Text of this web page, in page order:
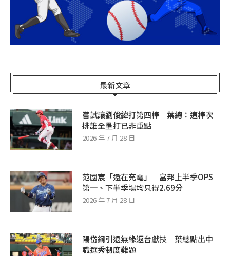
最新文章
嘗試讓劉俊緯打第四棒 葉總：這棒次
排誰全壘打已非重點
2026 年 7 月 28 日
范國宸「還在充電」 富邦上半季OPS
第一、下半季場均只得2.69分
2026 年 7 月 28 日
陽岱鋼引退無緣返台獻技 葉總點出中
職選秀制度難題